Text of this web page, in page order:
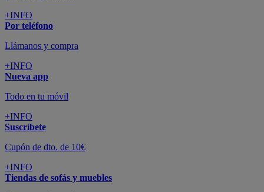
+INFO
Por teléfono
Llámanos y compra
+INFO
Nueva app
Todo en tu móvil
+INFO
Suscríbete
Cupón de dto. de 10€
+INFO
Tiendas de sofás y muebles